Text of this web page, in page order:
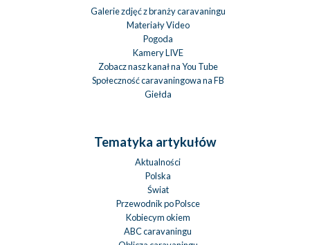
Galerie zdjęć z branży caravaningu
Materiały Video
Pogoda
Kamery LIVE
Zobacz nasz kanał na You Tube
Społeczność caravaningowa na FB
Giełda
Tematyka artykułów
Aktualności
Polska
Świat
Przewodnik po Polsce
Kobiecym okiem
ABC caravaningu